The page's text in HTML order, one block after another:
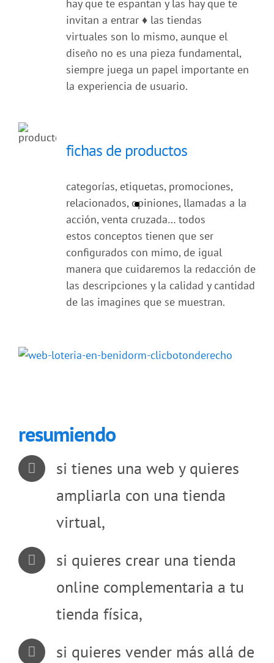
hay que te espantan y las hay que te
invitan a entrar ♦las tiendas
virtuales son lo mismo, aunque el
diseño no es una pieza fundamental,
siempre juega un papel importante en
la experiencia de usuario.
fichas de productos
categorías, etiquetas, promociones,
relacionados, opiniones, llamadas a la
acción, venta cruzada… todos
estos conceptos tienen que ser
configurados con mimo, de igual
manera que cuidaremos la redacción de
las descripciones y la calidad y cantidad
de las imagines que se muestran.
resumiendo
si tienes una web y quieres
ampliarla con una tienda
virtual,
si quieres crear una tienda
online complementaria a tu
tienda física,
si quieres vender más allá de